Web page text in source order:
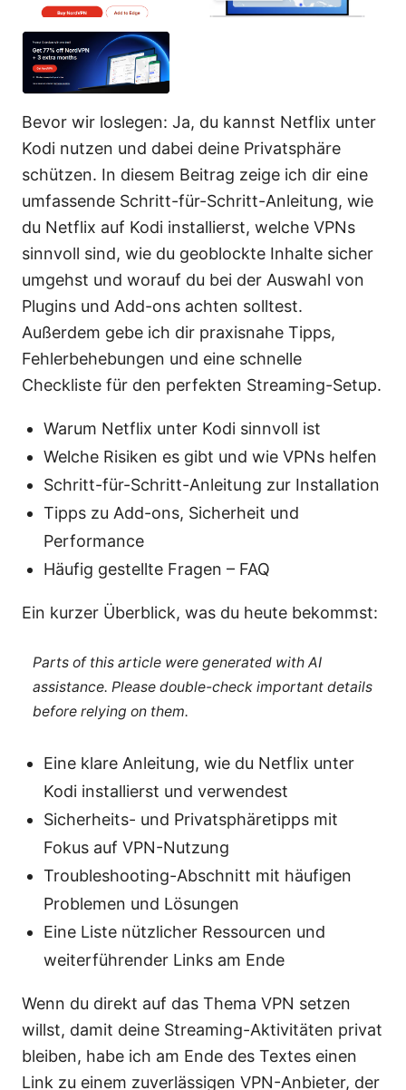
Bevor wir loslegen: Ja, du kannst Netflix unter
Kodi nutzen und dabei deine Privatsphäre
schützen. In diesem Beitrag zeige ich dir eine
umfassende Schritt-für-Schritt-Anleitung, wie
du Netflix auf Kodi installierst, welche VPNs
sinnvoll sind, wie du geoblockte Inhalte sicher
umgehst und worauf du bei der Auswahl von
Plugins und Add-ons achten solltest.
Außerdem gebe ich dir praxisnahe Tipps,
Fehlerbehebungen und eine schnelle
Checkliste für den perfekten Streaming-Setup.
Warum Netflix unter Kodi sinnvoll ist
Welche Risiken es gibt und wie VPNs helfen
Schritt-für-Schritt-Anleitung zur Installation
Tipps zu Add-ons, Sicherheit und
Performance
Häufig gestellte Fragen – FAQ
Ein kurzer Überblick, was du heute bekommst:
Parts of this article were generated with AI
assistance. Please double-check important details
before relying on them.
Eine klare Anleitung, wie du Netflix unter
Kodi installierst und verwendest
Sicherheits- und Privatsphäretipps mit
Fokus auf VPN-Nutzung
Troubleshooting-Abschnitt mit häufigen
Problemen und Lösungen
Eine Liste nützlicher Ressourcen und
weiterführender Links am Ende
Wenn du direkt auf das Thema VPN setzen
willst, damit deine Streaming-Aktivitäten privat
bleiben, habe ich am Ende des Textes einen
Link zu einem zuverlässigen VPN-Anbieter, der